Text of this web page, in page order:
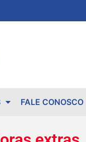
FALE CONOSCO